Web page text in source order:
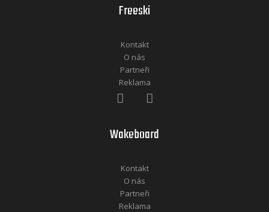
Freeski
Kontakt
O nás
Partneři
Reklama
Wakeboard
Kontakt
O nás
Partneři
Reklama